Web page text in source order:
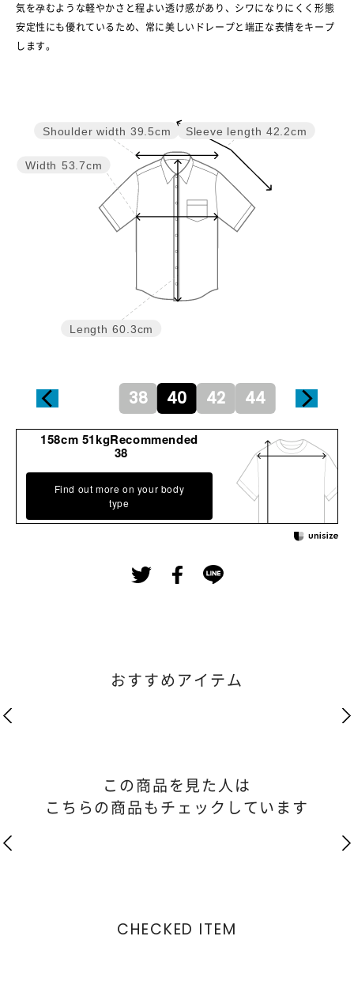
気を孕むような軽やかさと程よい透け感があり、シワになりにくく形態
安定性にも優れているため、常に美しいドレープと端正な表情をキープ
します。
Sleeve length 42.2cm
Length 60.3cm
Width 53.7cm
Shoulder width 39.5cm
38 40 42 44
158cm 51kgRecommended
38
Find out more on your body
type
おすすめアイテム
この商品を見た人は
こちらの商品もチェックしています
CHECKED ITEM